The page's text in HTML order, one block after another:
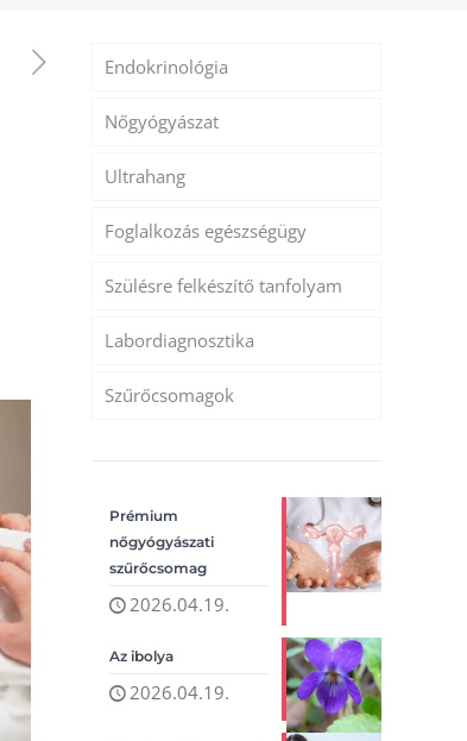
Endokrinológia
Nőgyógyászat
Ultrahang
Foglalkozás egészségügy
Szülésre felkészítő tanfolyam
Labordiagnosztika
Szűrőcsomagok
Prémium
nőgyógyászati
szűrőcsomag
2026.04.19.
Az ibolya
2026.04.19.